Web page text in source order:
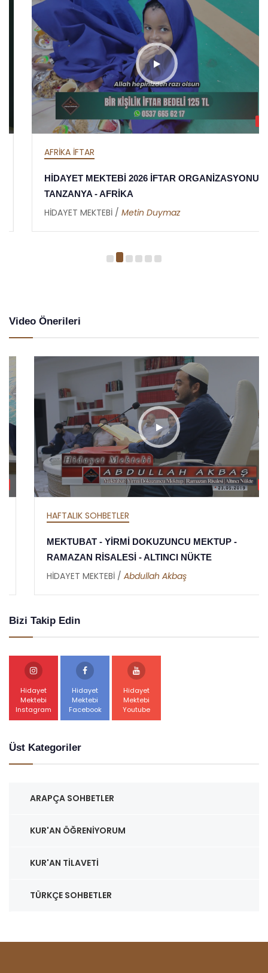
HD
AFRİKA İFTAR
HİDAYET MEKTEBİ 2026 İFTAR ORGANİZASYONU -
TANZANYA - AFRİKA
HİDAYET MEKTEBİ /Metin Duymaz
Video Önerileri
HD
HAFTALIK SOHBETLER
MEKTUBAT - YİRMİ DOKUZUNCU MEKTUP -
RAMAZAN RİSALESİ - ALTINCI NÜKTE
HİDAYET MEKTEBİ /Abdullah Akbaş
Bizi Takip Edin
Hidayet
Mektebi
Instagram
Hidayet
Mektebi
Facebook
Hidayet
Mektebi
Youtube
Üst Kategoriler
ARAPÇA SOHBETLER
KUR'AN ÖĞRENIYORUM
KUR'AN TILAVETI
TÜRKÇE SOHBETLER